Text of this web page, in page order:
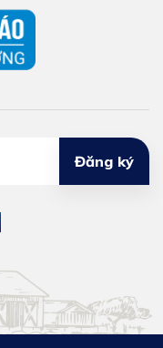
Đăng ký